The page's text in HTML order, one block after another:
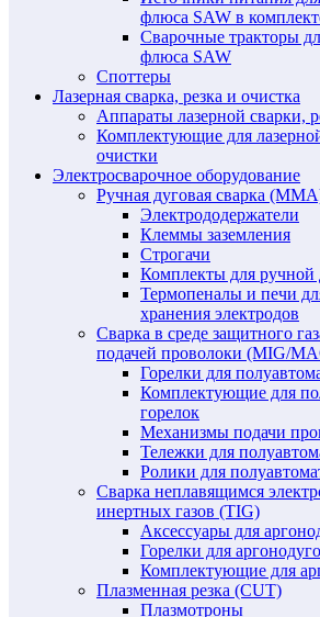
флюса SAW в
Сварочные тракторы
флюса SAW
Споттеры
Лазерная сварка, резка и очистка
Аппараты лазерной сварки,
Комплектующие для
очистки
Электросварочное оборудование
Ручная дуговая сварка
Электрододержатели
Клеммы заземления
Строгачи
Комплекты для ручной
Термопеналы и печи
хранения электродов
Сварка в среде защитного
подачей проволоки (MIG/
Горелки для
Комплектующие для
горелок
Механизмы подачи
Тележки для
Ролики для
Сварка неплавящимся
инертных газов (TIG)
Аксессуары для
Горелки для
Комплектующие для
Плазменная резка (CUT)
Плазмотроны